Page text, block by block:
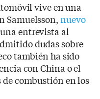
vive en una
Samuelsson,nuevo
entrevista al
dudas sobre
también ha sido
con China o el
de combustión en los